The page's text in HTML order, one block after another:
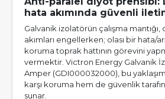
hata akımında güvenli
Galvanik izolatörün çalışma
akımları engellerken; olası bir hata/
koruma toprak hattının görevini
vermektir. Victron Energy Galvanik
Amper (GDI000032000), bu
karşı koruma hem de güvenlik
sunar.